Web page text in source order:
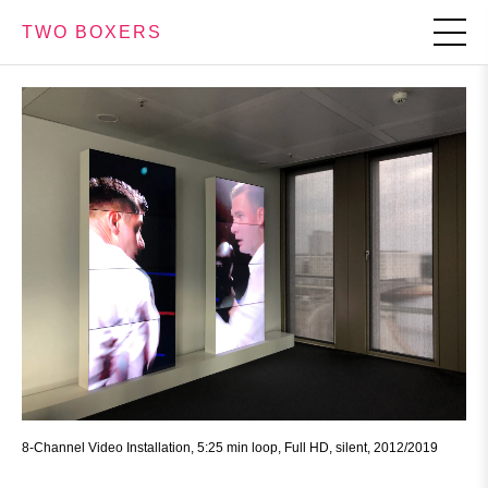
TWO BOXERS
8-Channel Video Installation, 5:25 min loop, Full HD, silent, 2012/2019